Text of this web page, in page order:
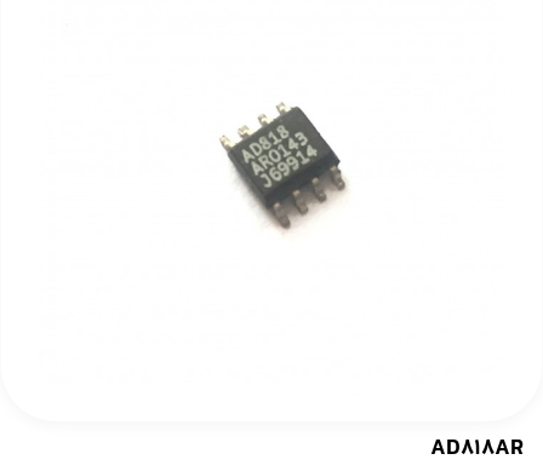
AD818AR